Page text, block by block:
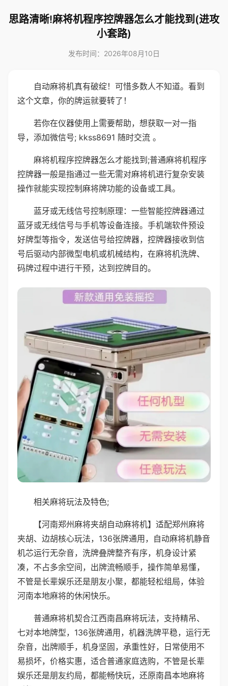
思路清晰!麻将机程序控牌器怎么才能找到(进攻
小套路)
发布时间：2026年08月10日
自动麻将机真有破绽！可惜多数人不知道。看到
这个文章，你的牌运就要转了！
若你在仪器使用上需要帮助，想获取一对一指
导，添加微信号; kkss8691 随时交流 。
麻将机程序控牌器怎么才能找到;普通麻将机程序
控牌器一般是指通过一些无需对麻将机进行复杂安装
操作就能实现控制麻将牌功能的设备或工具。
蓝牙或无线信号控制原理：一些智能控牌器通过
蓝牙或无线信号与手机等设备连接。手机端软件预设
好牌型等指令，发送信号给控牌器，控牌器接收到信
号后驱动内部微型电机或机械结构，在麻将机洗牌、
码牌过程中进行干预，达到控牌目的。
相关麻将玩法及特色;
【河南郑州麻将夹胡自动麻将机】适配郑州麻将
夹胡、边胡核心玩法，136张牌通用，自动麻将机静音
机芯运行无杂音，洗牌叠牌整齐有序，机身设计紧
凑，不占多余空间，出牌流畅顺手，操作简单易懂，
不管是长辈娱乐还是朋友小聚，都能轻松组局，体验
河南本地麻将的休闲快乐。
普通麻将机契合江西南昌麻将玩法，支持精吊、
七对本地牌型，136张牌通用，机器洗牌平稳，运行无
杂音，出牌顺手，机身坚固，承重性好，日常使用不
易损坏，价格实惠，适合普通家庭选购，不管是长辈
娱乐还是朋友约局，都能畅快玩，还原南昌本地麻将